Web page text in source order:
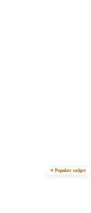
⭐ Populær sælger